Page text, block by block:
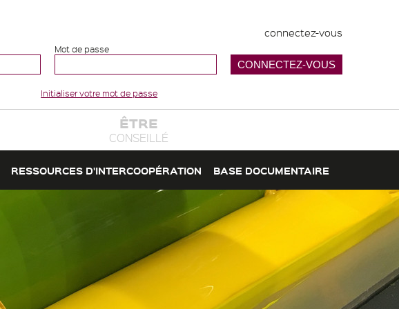
connectez-vous
Mot de passe
Initialiser votre mot de passe
ÊTRE
CONSEILLÉ
RESSOURCES D'INTERCOOPÉRATION BASE DOCUMENTAIRE